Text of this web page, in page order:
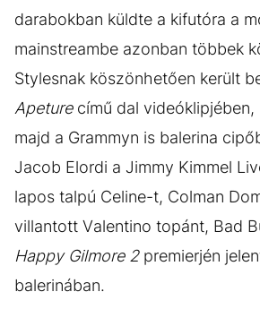
darabokban küldte a kifutóra a
mainstreambe azonban többek
Stylesnak köszönhetően került
Apeturecímű dal videóklipjében,
majd a Grammyn is balerina
Jacob Elordi a Jimmy Kimmel
lapos talpú Celine-t, Colman
villantott Valentino topánt, Bad
Happy Gilmore 2premierjén
balerinában.